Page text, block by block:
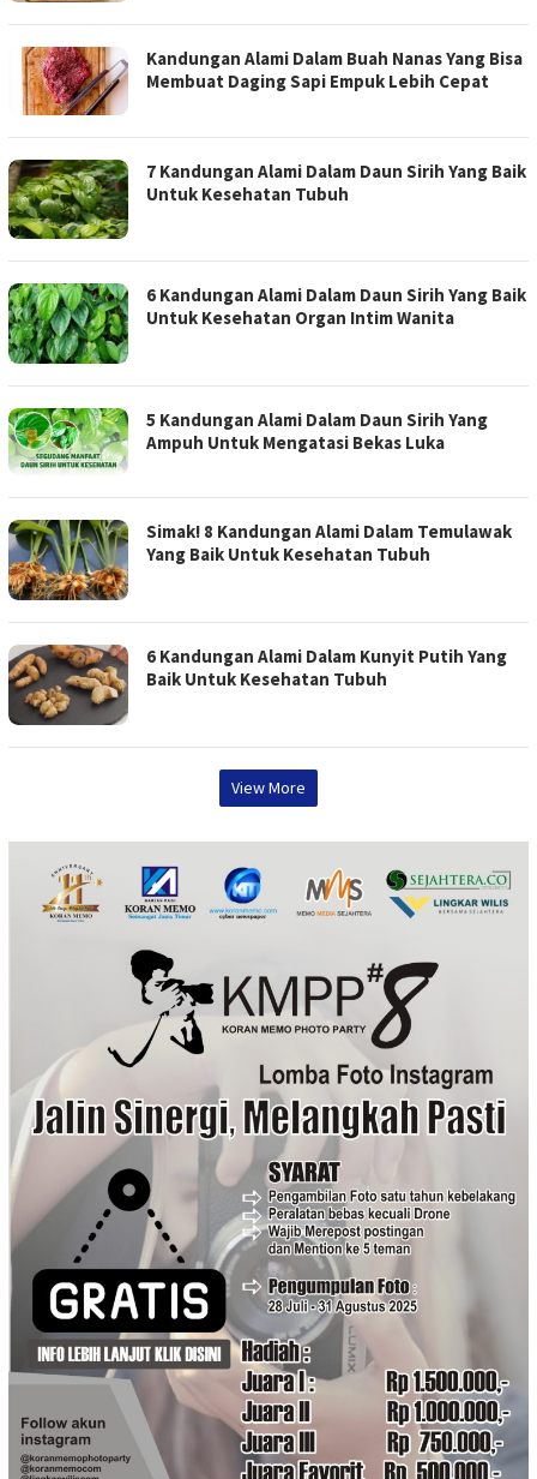
Kandungan Alami Dalam Buah Nanas Yang Bisa
Membuat Daging Sapi Empuk Lebih Cepat
7 Kandungan Alami Dalam Daun Sirih Yang Baik
Untuk Kesehatan Tubuh
6 Kandungan Alami Dalam Daun Sirih Yang Baik
Untuk Kesehatan Organ Intim Wanita
5 Kandungan Alami Dalam Daun Sirih Yang
Ampuh Untuk Mengatasi Bekas Luka
Simak! 8 Kandungan Alami Dalam Temulawak
Yang Baik Untuk Kesehatan Tubuh
6 Kandungan Alami Dalam Kunyit Putih Yang
Baik Untuk Kesehatan Tubuh
View More